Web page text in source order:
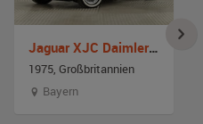
Jaguar XJC Daimler Double Six Coupe
1975, Großbritannien
Bayern